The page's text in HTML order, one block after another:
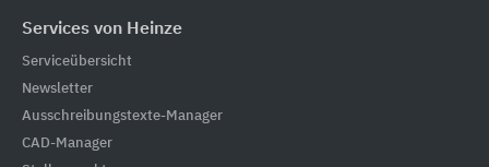
Services von Heinze
Serviceübersicht
Newsletter
Ausschreibungstexte-Manager
CAD-Manager